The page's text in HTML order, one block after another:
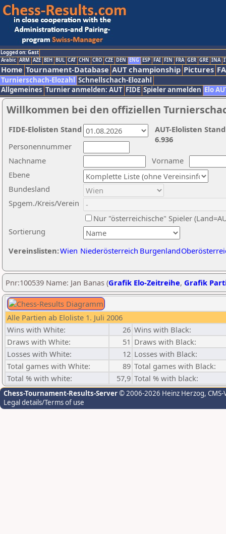
Logged on: Gast
Arabic ARM AZE BIH BUL CAT CHN CRO CZE DEN ENG ESP FAI FIN FRA GER GRE INA
Home Tournament-Database AUT championship Pictures
Turnierschach-Elozahl Schnellschach-Elozahl
Allgemeines Turnier anmelden: AUT FIDE Spieler anmelden Elo
Willkommen bei den offiziellen
Nachname
Vorname
Ebene
Sortierung
Personennummer
Bundesland
Spgem./Kreis/Verein
Nur "österreichische" Spieler
Vereinslisten:Wien Niederösterreich Burgenland
AUT-Elolisten
6.936
FIDE-Elolisten Stand
Pnr:100539 Name: Jan Banas (Grafik Elo-Zeitreihe, Grafik
Alle Partien ab Eloliste 1. Juli 2006
Wins with White:
26 Wins with Black:
Draws with White:
51 Draws with Black:
Losses with White:
12 Losses with Black:
Total games with White:
89 Total games with Black:
Total % with white:
57,9 Total % with black:
Chess-Tournament-Results-Server© 2006-2026 Heinz Herzog,
Legal details/Terms of use